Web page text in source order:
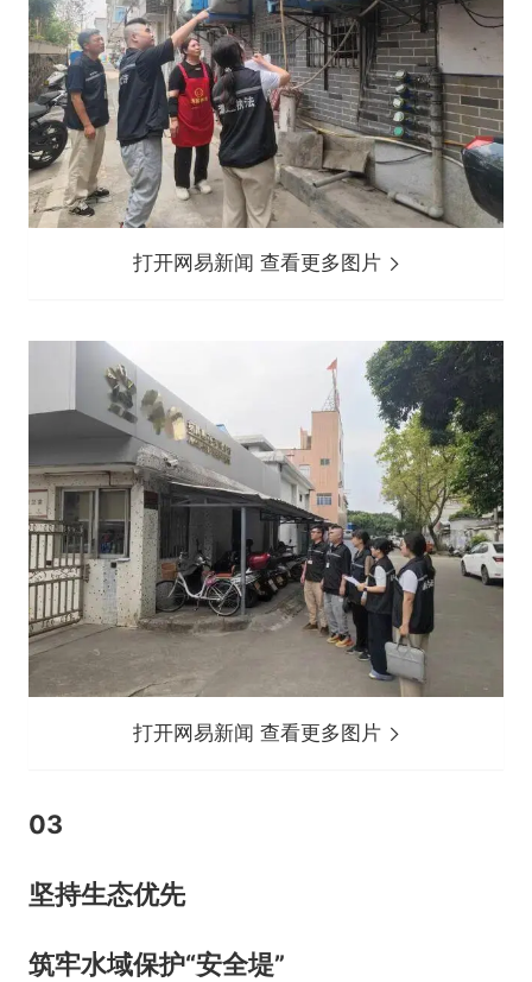
打开网易新闻 查看更多图片
打开网易新闻 查看更多图片
03
坚持生态优先
筑牢水域保护“安全堤”